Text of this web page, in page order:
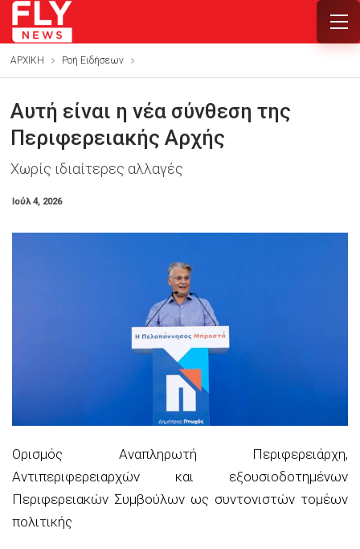
ΑΡΧΙΚΗ Ροή Ειδήσεων
Αυτή είναι η νέα σύνθεση της
Περιφερειακής Αρχής
Χωρίς ιδιαίτερες αλλαγές
Ιούλ 4, 2026
Ορισμός Αναπληρωτή Περιφερειάρχη,
Αντιπεριφερειαρχών και εξουσιοδοτημένων
Περιφερειακών Συμβούλων ως συντονιστών τομέων
πολιτικής